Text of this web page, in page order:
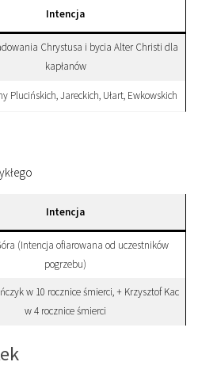
Intencja
Chrystusa i bycia Alter Christi dla
kapłanów
Plucińskich, Jareckich, Ułart, Ewkowskich
Intencja
(Intencja ofiarowana od uczestników
pogrzebu)
w 10 rocznice śmierci, + Krzysztof Kac
w 4 rocznice śmierci